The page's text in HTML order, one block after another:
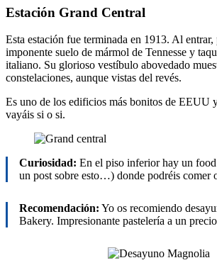
Estación Grand Central
Esta estación fue terminada en 1913. Al
imponente suelo de mármol de Tennesse y
italiano. Su glorioso vestíbulo abovedado
constelaciones, aunque vistas del revés.
Es uno de los edificios más bonitos de EEUU
vayáis si o si.
Curiosidad: En el piso inferior hay un
un post sobre esto…) donde podréis comer
Recomendación: Yo os recomiendo
Bakery. Impresionante pastelería a un